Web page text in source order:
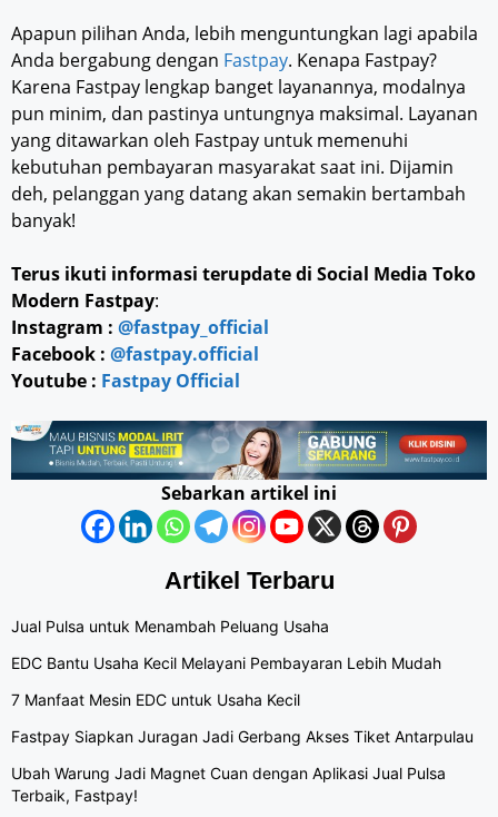
Apapun pilihan Anda, lebih menguntungkan lagi apabila
Anda bergabung dengan Fastpay. Kenapa Fastpay?
Karena Fastpay lengkap banget layanannya, modalnya
pun minim, dan pastinya untungnya maksimal. Layanan
yang ditawarkan oleh Fastpay untuk memenuhi
kebutuhan pembayaran masyarakat saat ini. Dijamin
deh, pelanggan yang datang akan semakin bertambah
banyak!
Terus ikuti informasi terupdate di Social Media Toko
Modern Fastpay:
Instagram : @fastpay_official
Facebook : @fastpay.official
Youtube : Fastpay Official
Sebarkan artikel ini
Artikel Terbaru
Jual Pulsa untuk Menambah Peluang Usaha
EDC Bantu Usaha Kecil Melayani Pembayaran Lebih Mudah
7 Manfaat Mesin EDC untuk Usaha Kecil
Fastpay Siapkan Juragan Jadi Gerbang Akses Tiket Antarpulau
Ubah Warung Jadi Magnet Cuan dengan Aplikasi Jual Pulsa
Terbaik, Fastpay!